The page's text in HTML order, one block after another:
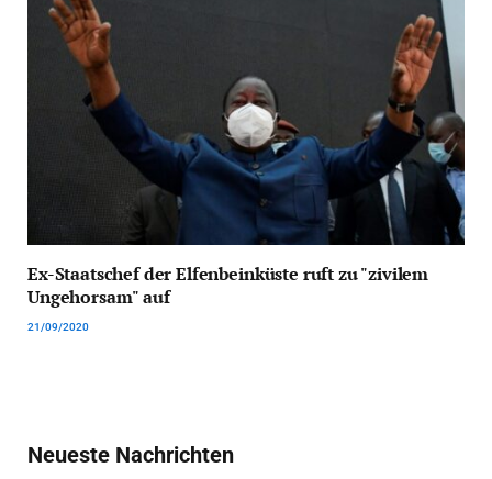
Ex-Staatschef der Elfenbeinküste ruft zu "zivilem
Ungehorsam" auf
21/09/2020
Neueste Nachrichten